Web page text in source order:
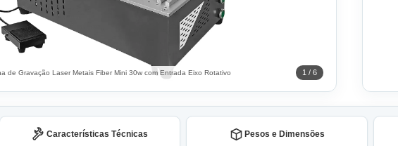
de Gravação Laser Metais Fiber Mini 30w com Entrada Eixo Rotativo 1 / 6
Características Técnicas Pesos e Dimensões